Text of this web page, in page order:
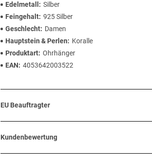
Edelmetall
Silber
Feingehalt 925 Silber
Geschlecht
Damen
Hauptstein & Perlen
Koralle
Produktart Ohrhänger
EAN
4053642003522
EU Beauftragter
Kundenbewertung